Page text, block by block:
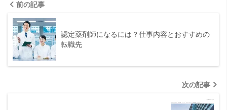
前の記事
認定薬剤師になるには？仕事内容とおすすめの
転職先
次の記事